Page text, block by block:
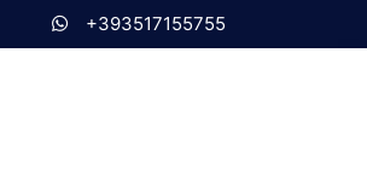
+393517155755